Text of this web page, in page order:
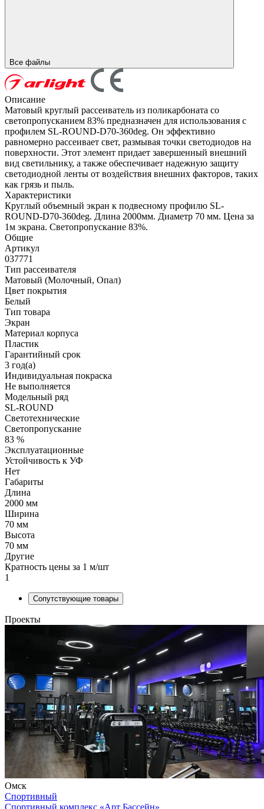
Все файлы
Описание
Матовый круглый рассеиватель из поликарбоната со
светопропусканием 83% предназначен для использования с
профилем SL-ROUND-D70-360deg. Он эффективно
равномерно рассеивает свет, размывая точки светодиодов на
поверхности. Этот элемент придает завершенный внешний
вид светильнику, а также обеспечивает надежную защиту
светодиодной ленты от воздействия внешних факторов, таких
как грязь и пыль.
Характеристики
Круглый объемный экран к подвесному профилю SL-
ROUND-D70-360deg. Длина 2000мм. Диаметр 70 мм. Цена за
1м экрана. Светопропускание 83%.
Общие
Артикул
037771
Тип рассеивателя
Матовый (Молочный, Опал)
Цвет покрытия
Белый
Тип товара
Экран
Материал корпуса
Пластик
Гарантийный срок
3 год(а)
Индивидуальная покраска
Не выполняется
Модельный ряд
SL-ROUND
Светотехнические
Светопропускание
83 %
Эксплуатационные
Устойчивость к УФ
Нет
Габариты
Длина
2000 мм
Ширина
70 мм
Высота
70 мм
Другие
Кратность цены за 1 м/шт
1
Сопутствующие товары
Проекты
Омск
Спортивный
Спортивный комплекс «Арт Бассейн»